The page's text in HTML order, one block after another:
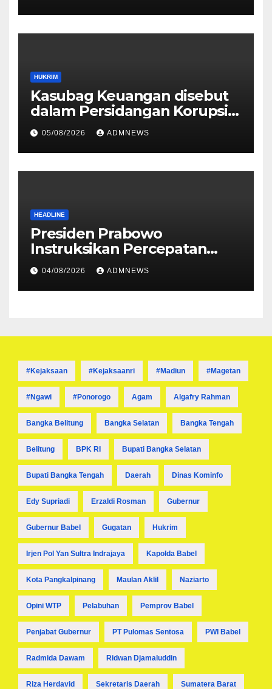
HUKRIM
Kasubag Keuangan disebut
dalam Persidangan Korupsi
Dana BOK
05/08/2026 ADMNEWS
HEADLINE
Presiden Prabowo
Instruksikan Percepatan
Penanganan Penyelesaian
Pemadamam Listrik di
Sejumlah Wilayah
04/08/2026 ADMNEWS
#kejaksaan #kejaksaanri #madiun #magetan
#ngawi #ponorogo Agam Algafry Rahman
Bangka Belitung Bangka Selatan Bangka Tengah
Belitung BPK RI Bupati Bangka Selatan
Bupati Bangka Tengah Daerah Dinas Kominfo
Edy Supriadi Erzaldi Rosman Gubernur
Gubernur Babel Gugatan Hukrim
Irjen Pol Yan Sultra Indrajaya Kapolda Babel
Kota Pangkalpinang Maulan Aklil Naziarto
Opini WTP Pelabuhan Pemprov Babel
Penjabat Gubernur PT Pulomas Sentosa PWI Babel
Radmida Dawam Ridwan Djamaluddin
Riza Herdavid Sekretaris Daerah Sumatera Barat